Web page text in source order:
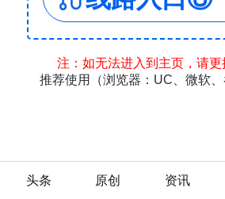
头条 原创 资讯